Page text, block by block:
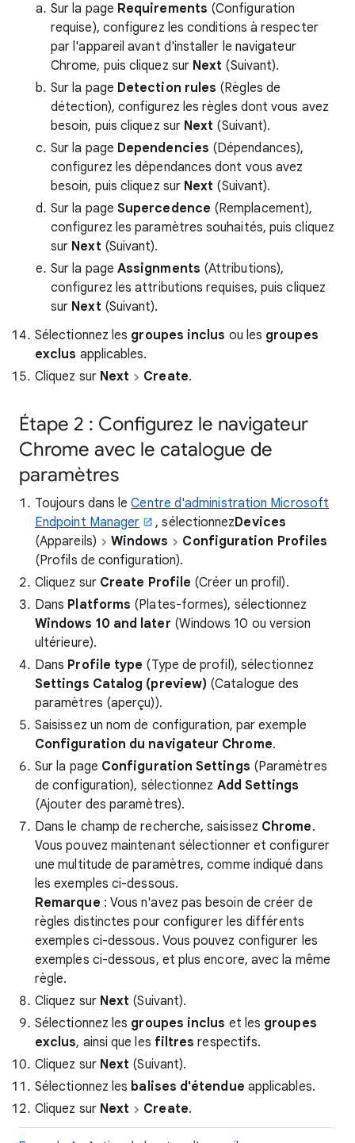
Sur la page Requirements (Configuration
requise), configurez les conditions à respecter
par l'appareil avant d'installer le navigateur
Chrome, puis cliquez sur Next (Suivant).
Sur la page Detection rules (Règles de
détection), configurez les règles dont vous avez
besoin, puis cliquez sur Next (Suivant).
Sur la page Dependencies (Dépendances),
configurez les dépendances dont vous avez
besoin, puis cliquez sur Next (Suivant).
Sur la page Supercedence (Remplacement),
configurez les paramètres souhaités, puis cliquez
sur Next (Suivant).
Sur la page Assignments (Attributions),
configurez les attributions requises, puis cliquez
sur Next (Suivant).
Sélectionnez les groupes inclus ou les groupes
exclus applicables.
Cliquez sur Next Create.
Étape 2 : Configurez le navigateur
Chrome avec le catalogue de
paramètres
Toujours dans leCentre d'administration Microsoft
Endpoint Manager
, sélectionnezDevices
(Appareils)
Windows
Configuration Profiles
(Profils de configuration).
Cliquez sur Create Profile (Créer un profil).
Dans Platforms (Plates-formes), sélectionnez
Windows 10 and later (Windows 10 ou version
ultérieure).
Dans Profile type (Type de profil), sélectionnez
Settings Catalog (preview) (Catalogue des
paramètres (aperçu)).
Saisissez un nom de configuration, par exemple
Configuration du navigateur Chrome.
Sur la page Configuration Settings (Paramètres
de configuration), sélectionnez Add Settings
(Ajouter des paramètres).
Dans le champ de recherche, saisissez Chrome.
Vous pouvez maintenant sélectionner et configurer
une multitude de paramètres, comme indiqué dans
les exemples ci-dessous.
Remarque : Vous n'avez pas besoin de créer de
règles distinctes pour configurer les différents
exemples ci-dessous. Vous pouvez configurer les
exemples ci-dessous, et plus encore, avec la même
règle.
Cliquez sur Next (Suivant).
Sélectionnez les groupes inclus et les groupes
exclus, ainsi que les filtres respectifs.
Cliquez sur Next (Suivant).
Sélectionnez les balises d'étendue applicables.
Cliquez sur Next Create.